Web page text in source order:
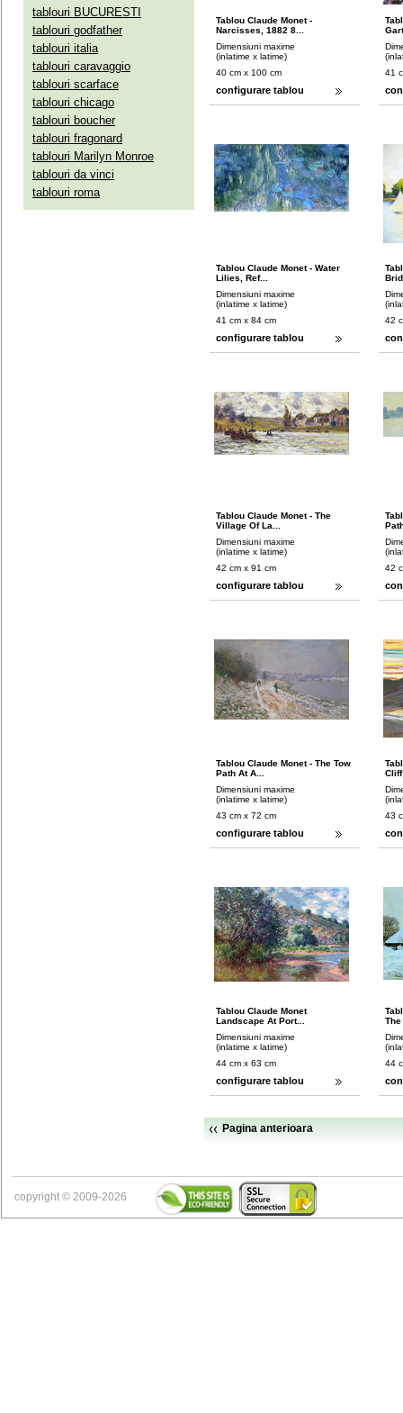
tablouri BUCURESTI
tablouri godfather
tablouri italia
tablouri caravaggio
tablouri scarface
tablouri chicago
tablouri boucher
tablouri fragonard
tablouri Marilyn Monroe
tablouri da vinci
tablouri roma
Tablou Claude Monet -
Narcisses, 1882 8...
Dimensiuni maxime
(inlatime x latime)
40 cm x 100 cm
configurare tablou
41
Tablou Claude Monet - Water
Lilies, Ref...
Dimensiuni maxime
(inlatime x latime)
41 cm x 84 cm
configurare tablou
42
Tablou Claude Monet - The
Village Of La...
Dimensiuni maxime
(inlatime x latime)
42 cm x 91 cm
configurare tablou
42
Tablou Claude Monet - The Tow
Path At A...
Dimensiuni maxime
(inlatime x latime)
43 cm x 72 cm
configurare tablou
43
Tablou Claude Monet
Landscape At Port...
Dimensiuni maxime
(inlatime x latime)
44 cm x 63 cm
configurare tablou
44
Pagina anterioara
copyright © 2009-2026